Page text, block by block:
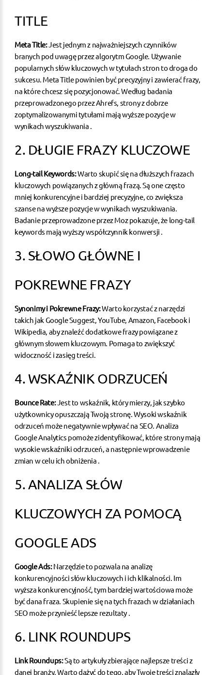
TITLE
Meta Title:Jest jednym z najważniejszych czynników
branych pod uwagę przez algorytm Google. Używanie
popularnych słów kluczowych w tytułach stron to droga do
sukcesu. Meta Title powinien być precyzyjny i zawierać frazy,
na które chcesz się pozycjonować. Według badania
przeprowadzonego przez Ahrefs, strony z dobrze
zoptymalizowanymi tytułami mają wyższe pozycje w
wynikach wyszukiwania .
2. DŁUGIE FRAZY KLUCZOWE
Long-tail Keywords:Warto skupić się na dłuższych frazach
kluczowych powiązanych z główną frazą. Są one często
mniej konkurencyjne i bardziej precyzyjne, co zwiększa
szanse na wyższe pozycje w wynikach wyszukiwania.
Badanie przeprowadzone przez Moz pokazuje, że long-tail
keywords mają wyższy współczynnik konwersji .
3. SŁOWO GŁÓWNE I
POKREWNE FRAZY
Synonimy i Pokrewne Frazy:Warto korzystać z narzędzi
takich jak Google Suggest, YouTube, Amazon, Facebook i
Wikipedia, aby znaleźć dodatkowe frazy powiązane z
głównym słowem kluczowym. Pomaga to zwiększyć
widoczność i zasięg treści.
4. WSKAŹNIK ODRZUCEŃ
Bounce Rate:Jest to wskaźnik, który mierzy, jak szybko
użytkownicy opuszczają Twoją stronę. Wysoki wskaźnik
odrzuceń może negatywnie wpływać na SEO . Analiza
Google Analytics pomoże zidentyfikować, które strony mają
wysokie wskaźniki odrzuceń, a następnie wprowadzenie
zmian w celu ich obniżenia .
5. ANALIZA SŁÓW
KLUCZOWYCH ZA POMOCĄ
GOOGLE ADS
Google Ads:Narzędzie to pozwala na analizę
konkurencyjności słów kluczowych i ich klikalności. Im
wyższa konkurencyjność, tym bardziej wartościowa może
być dana fraza. Skupienie się na tych frazach w działaniach
SEO może przynieść lepsze rezultaty .
6. LINK ROUNDUPS
Link Roundups:Są to artykuły zbierające najlepsze treści z
danej branży. Warto dążyć do tego, aby Twoje treści znalazły